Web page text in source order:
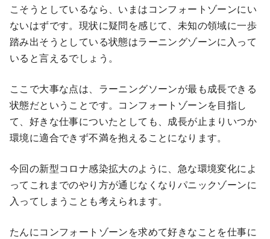
こそうとしているなら、いまはコンフォートゾーンにい
ないはずです。現状に疑問を感じて、未知の領域に一歩
踏み出そうとしている状態はラーニングゾーンに入って
いると言えるでしょう。
ここで大事な点は、ラーニングソーンが最も成長できる
状態だということです。コンフォートゾーンを目指し
て、好きな仕事についたとしても、成長が止まりいつか
環境に適合できず不満を抱えることになります。
今回の新型コロナ感染拡大のように、急な環境変化によ
ってこれまでのやり方が通じなくなりパニックゾーンに
入ってしまうことも考えられます。
たんにコンフォートゾーンを求めて好きなことを仕事に